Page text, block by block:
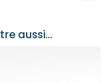
aussi…